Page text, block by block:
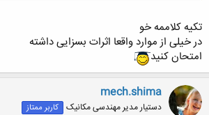
تکیه کلاممه خو
در خیلی از موارد واقعا اثرات بسزایی داشته
امتحان کنید
mech.shima
دستیار مدیر مهندسی مکانیک کاربر ممتاز